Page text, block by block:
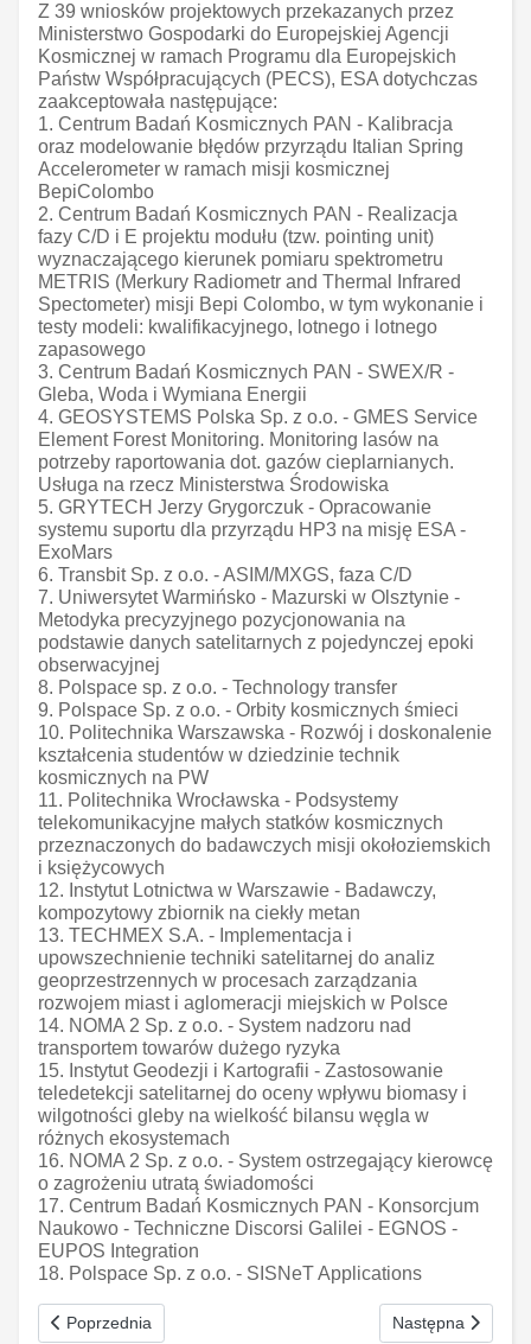
Z 39 wniosków projektowych przekazanych przez
Ministerstwo Gospodarki do Europejskiej Agencji
Kosmicznej w ramach Programu dla Europejskich
Państw Współpracujących (PECS), ESA dotychczas
zaakceptowała następujące:
1. Centrum Badań Kosmicznych PAN - Kalibracja
oraz modelowanie błędów przyrządu Italian Spring
Accelerometer w ramach misji kosmicznej
BepiColombo
2. Centrum Badań Kosmicznych PAN - Realizacja
fazy C/D i E projektu modułu (tzw. pointing unit)
wyznaczającego kierunek pomiaru spektrometru
METRIS (Merkury Radiometr and Thermal Infrared
Spectometer) misji Bepi Colombo, w tym wykonanie i
testy modeli: kwalifikacyjnego, lotnego i lotnego
zapasowego
3. Centrum Badań Kosmicznych PAN - SWEX/R -
Gleba, Woda i Wymiana Energii
4. GEOSYSTEMS Polska Sp. z o.o. - GMES Service
Element Forest Monitoring. Monitoring lasów na
potrzeby raportowania dot. gazów cieplarnianych.
Usługa na rzecz Ministerstwa Środowiska
5. GRYTECH Jerzy Grygorczuk - Opracowanie
systemu suportu dla przyrządu HP3 na misję ESA -
ExoMars
6. Transbit Sp. z o.o. - ASIM/MXGS, faza C/D
7. Uniwersytet Warmińsko - Mazurski w Olsztynie -
Metodyka precyzyjnego pozycjonowania na
podstawie danych satelitarnych z pojedynczej epoki
obserwacyjnej
8. Polspace sp. z o.o. - Technology transfer
9. Polspace Sp. z o.o. - Orbity kosmicznych śmieci
10. Politechnika Warszawska - Rozwój i doskonalenie
kształcenia studentów w dziedzinie technik
kosmicznych na PW
11. Politechnika Wrocławska - Podsystemy
telekomunikacyjne małych statków kosmicznych
przeznaczonych do badawczych misji okołoziemskich
i księżycowych
12. Instytut Lotnictwa w Warszawie - Badawczy,
kompozytowy zbiornik na ciekły metan
13. TECHMEX S.A. - Implementacja i
upowszechnienie techniki satelitarnej do analiz
geoprzestrzennych w procesach zarządzania
rozwojem miast i aglomeracji miejskich w Polsce
14. NOMA 2 Sp. z o.o. - System nadzoru nad
transportem towarów dużego ryzyka
15. Instytut Geodezji i Kartografii - Zastosowanie
teledetekcji satelitarnej do oceny wpływu biomasy i
wilgotności gleby na wielkość bilansu węgla w
różnych ekosystemach
16. NOMA 2 Sp. z o.o. - System ostrzegający kierowcę
o zagrożeniu utratą świadomości
17. Centrum Badań Kosmicznych PAN - Konsorcjum
Naukowo - Techniczne Discorsi Galilei - EGNOS -
EUPOS Integration
18. Polspace Sp. z o.o. - SISNeT Applications
Poprzednia strona: Bałtyckie Centrum Biotechnologii i
Poprzednia Następna strona:
Następna